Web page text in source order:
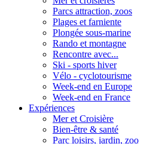
Parcs attraction, zoos
Plages et farniente
Plongée sous-marine
Rando et montagne
Rencontre avec...
Ski - sports hiver
Vélo - cyclotourisme
Week-end en Europe
Week-end en France
Expériences
Mer et Croisière
Bien-être & santé
Parc loisirs, jardin, zoo